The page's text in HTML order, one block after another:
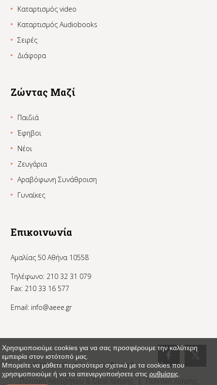
Καταρτισμός video
Καταρτισμός Audiobooks
Σειρές
Διάφορα
Ζώντας Μαζί
Παιδιά
Έφηβοι
Νέοι
Ζευγάρια
Αραβόφωνη Συνάθροιση
Γυναίκες
Επικοινωνία
Αμαλίας 50 Αθήνα 10558
Τηλέφωνο: 210 32 31 079
Fax: 210 33 16 577
Email: info@aeee.gr
© 2024 AEEE - Created by:_Pinged
Πολιτική Απορρήτου & Όροι Χρήσης | Πολιτική Χρήσης
Χρησιμοποιούμε cookies για να σας προσφέρουμε την καλύτερη
εμπειρία στον ιστότοπό μας.
Μπορείτε να μάθετε περισσότερα σχετικά με τα cookies που
χρησιμοποιούμε ή να τα απενεργοποιήσετε στις ρυθμίσεις